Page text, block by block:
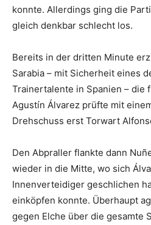
konnte. Allerdings ging die
gleich denkbar schlecht los.
Bereits in der dritten Minute
Sarabia – mit Sicherheit eines
Trainertalente in Spanien – die
Agustín Álvarez prüfte mit
Drehschuss erst Torwart
Den Abpraller flankte dann
wieder in die Mitte, wo sich
Innenverteidiger geschlichen
einköpfen konnte. Überhaupt
gegen Elche über die gesamte